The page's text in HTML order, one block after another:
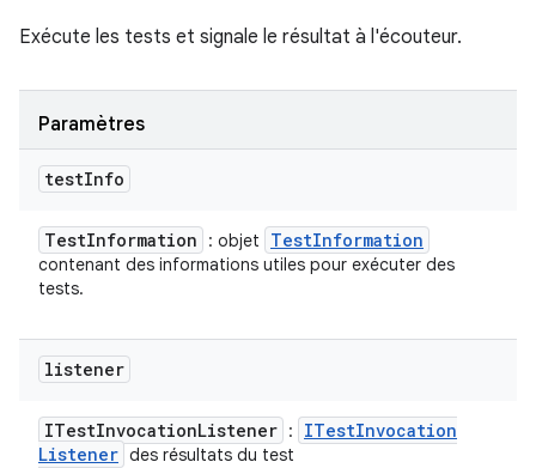
Exécute les tests et signale le résultat à l'écouteur.
Paramètres
testInfo
TestInformation : objet TestInformation
contenant des informations utiles pour exécuter des
tests.
listener
ITestInvocationListener : ITestInvocation
Listener des résultats du test